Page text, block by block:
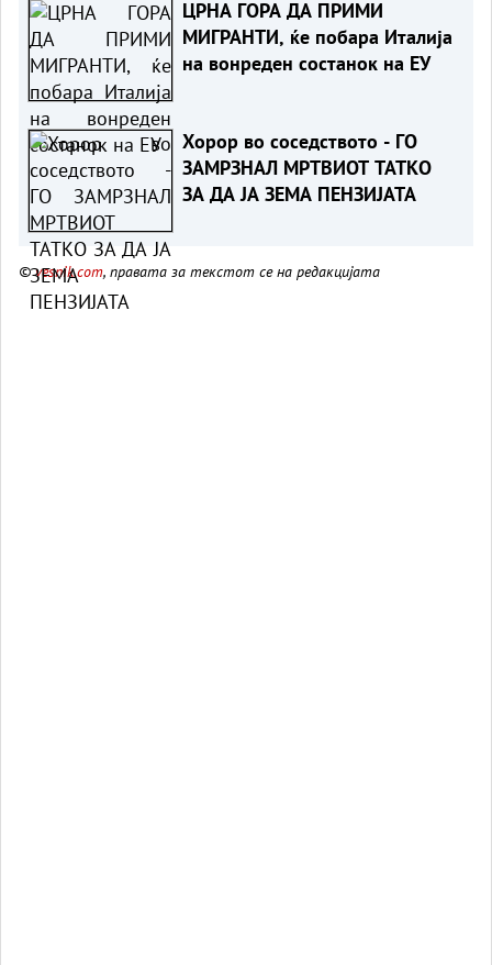
ЦРНА ГОРА ДА ПРИМИ
МИГРАНТИ, ќе побара Италија
на вонреден состанок на ЕУ
Хорор во соседството - ГО
ЗАМРЗНАЛ МРТВИОТ ТАТКО
ЗА ДА ЈА ЗЕМА ПЕНЗИЈАТА
©vesnik.com, правата за текстот се на редакцијата